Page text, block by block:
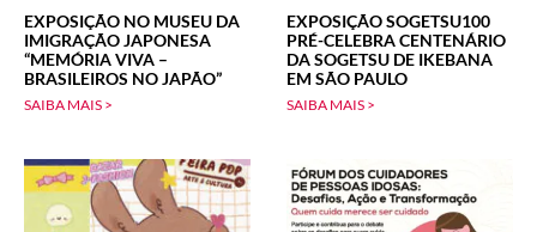
EXPOSIÇÃO NO MUSEU DA
IMIGRAÇÃO JAPONESA
“MEMÓRIA VIVA –
BRASILEIROS NO JAPÃO”
SAIBA MAIS >
EXPOSIÇÃO SOGETSU100
PRÉ-CELEBRA CENTENÁRIO
DA SOGETSU DE IKEBANA
EM SÃO PAULO
SAIBA MAIS >